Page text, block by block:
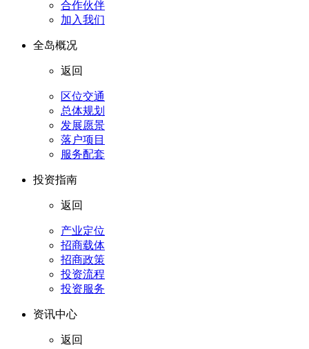
合作伙伴
加入我们
全岛概况
返回
区位交通
总体规划
发展愿景
落户项目
服务配套
投资指南
返回
产业定位
招商载体
招商政策
投资流程
投资服务
资讯中心
返回